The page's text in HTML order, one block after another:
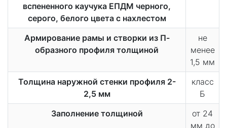
вспененного каучука ЕПДМ черного,
серого, белого цвета с нахлестом
Армирование рамы и створки из П-
образного профиля толщиной
не
менее
1,5 мм
Толщина наружной стенки профиля 2-
2,5 мм
класс
Б
Заполнение толщиной
от 24
мм до